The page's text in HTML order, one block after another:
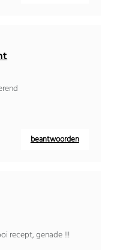
beantwoorden
recept, genade !!!